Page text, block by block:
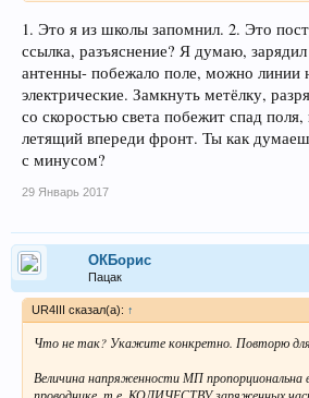
1. Это я из школы запомнил. 2. Это
ссылка, разъяснение? Я думаю,
антенны- побежало поле, можно линии
электрические. Замкнуть метёлку,
со скоростью света побежит спад
летящий впереди фронт. Ты как
с минусом?
29 Январь 2017
ОКБорис
Пацак
UR4III сказал(а): ↑
Что не так? Укажите конкретно. Повторю для
Величина напряженности МП пропорциональна
проводнике, т.е. КОЛИЧЕСТВУ заряженных